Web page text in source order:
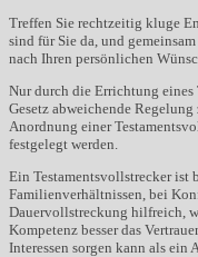
Treffen Sie rechtzeitig kluge
sind für Sie da, und
nach Ihren persönlichen
Nur durch die Errichtung eines
Gesetz abweichende
Anordnung einer
festgelegt werden.
Ein Testamentsvollstrecker ist
Familienverhältnissen, bei
Dauervollstreckung hilfreich,
Kompetenz besser das
Interessen sorgen kann als ein